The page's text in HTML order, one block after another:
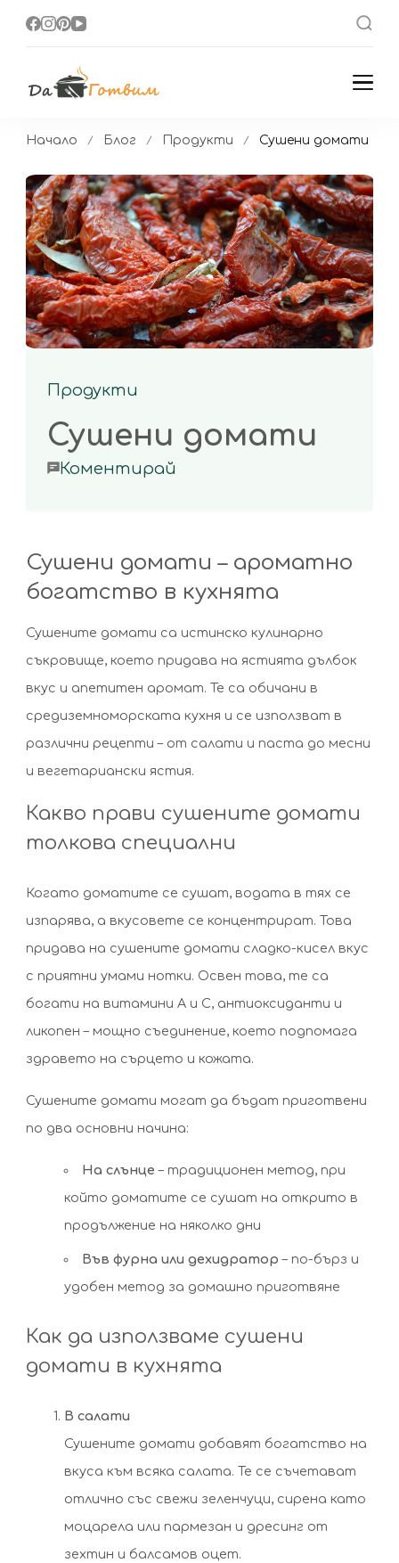
Начало Блог Продукти Сушени домати
Продукти
Сушени домати
Коментирай
Сушени домати – ароматно
богатство в кухнята
Сушените домати са истинско кулинарно
съкровище, което придава на ястията дълбок
вкус и апетитен аромат. Те са обичани в
средиземноморската кухня и се използват в
различни рецепти – от салати и паста до месни
и вегетариански ястия.
Какво прави сушените домати
толкова специални
Когато доматите се сушат, водата в тях се
изпарява, а вкусовете се концентрират. Това
придава на сушените домати сладко-кисел вкус
с приятни умами нотки. Освен това, те са
богати на витамини А и С, антиоксиданти и
ликопен – мощно съединение, което подпомага
здравето на сърцето и кожата.
Сушените домати могат да бъдат приготвени
по два основни начина:
На слънце – традиционен метод, при
който доматите се сушат на открито в
продължение на няколко дни
Във фурна или дехидратор – по-бърз и
удобен метод за домашно приготвяне
Как да използваме сушени
домати в кухнята
В салати
Сушените домати добавят богатство на
вкуса към всяка салата. Те се съчетават
отлично със свежи зеленчуци, сирена като
моцарела или пармезан и дресинг от
зехтин и балсамов оцет.